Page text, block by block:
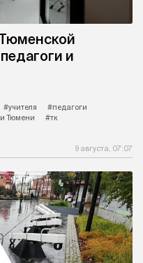
и
#учителя
#педагоги
Тюмени #тк
9 августа, 07:07